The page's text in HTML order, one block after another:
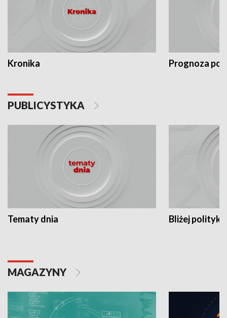
Kronika Prognoza
PUBLICYSTYKA
Tematy dnia Bliżej polityki
MAGAZYNY